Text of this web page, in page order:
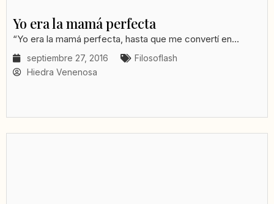
Yo era la mamá perfecta
“Yo era la mamá perfecta, hasta que me convertí en...
septiembre 27, 2016
Filosoflash
Hiedra Venenosa